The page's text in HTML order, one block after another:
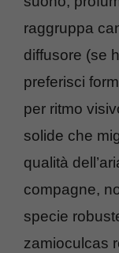
raggruppa
diffusore (se
preferisci
per ritmo
solide che
qualità
compagne,
specie
zamioculcas